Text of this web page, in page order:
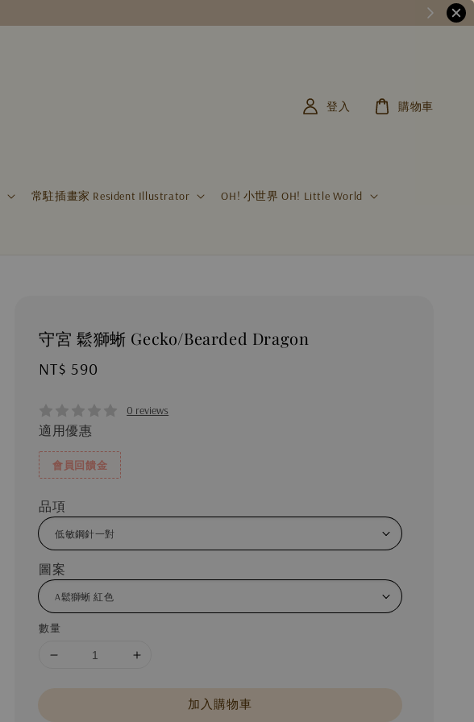
常駐插畫家 Resident Illustrator OH! 小世界 OH! Little World
登入 購物車
守宮 鬆獅蜥 Gecko/Bearded Dragon
Regular
NT$ 590
0 reviews
適用優惠
會員回饋金
品項
圖案
數量
加入購物車